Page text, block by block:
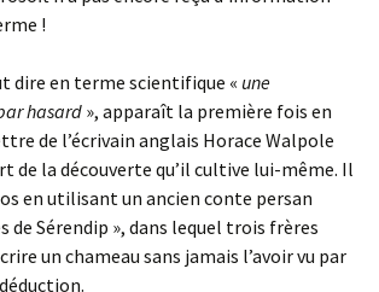
!
dire en terme scientifique « une
hasard », apparaît la première fois en
de l’écrivain anglais Horace Walpole
de la découverte qu’il cultive lui-même. Il
en utilisant un ancien conte persan
de Sérendip », dans lequel trois frères
un chameau sans jamais l’avoir vu par